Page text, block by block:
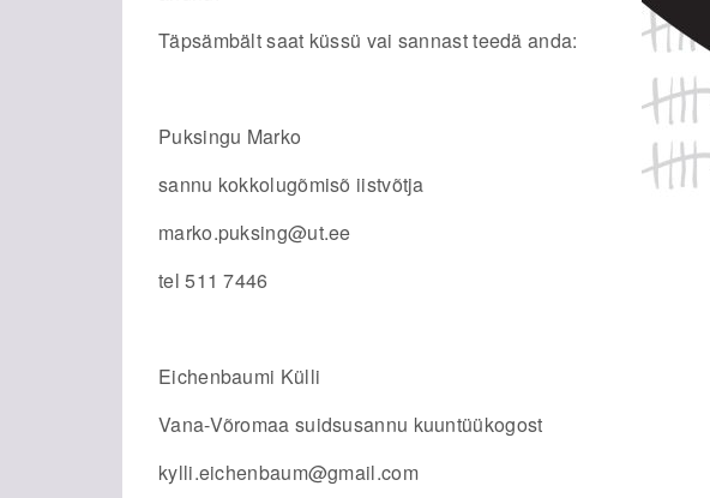
Täpsämbält saat küssü vai sannast teedä anda:
Puksingu Marko
sannu kokkolugõmisõ iistvõtja
marko.puksing@ut.ee
tel 511 7446
Eichenbaumi Külli
Vana-Võromaa suidsusannu kuuntüükogost
kylli.eichenbaum@gmail.com